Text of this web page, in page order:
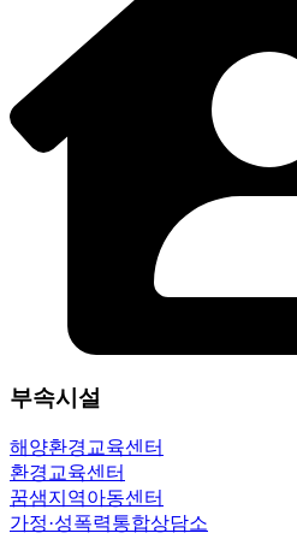
부속시설
해양환경교육센터
환경교육센터
꿈샘지역아동센터
가정·성폭력통합상담소